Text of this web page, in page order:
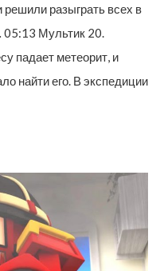
разыграть всех в
Мультик 20.
падает метеорит, и
найти его. В экспедиции